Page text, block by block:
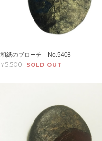
和紙のブローチ No.5408
¥5,500 SOLD OUT